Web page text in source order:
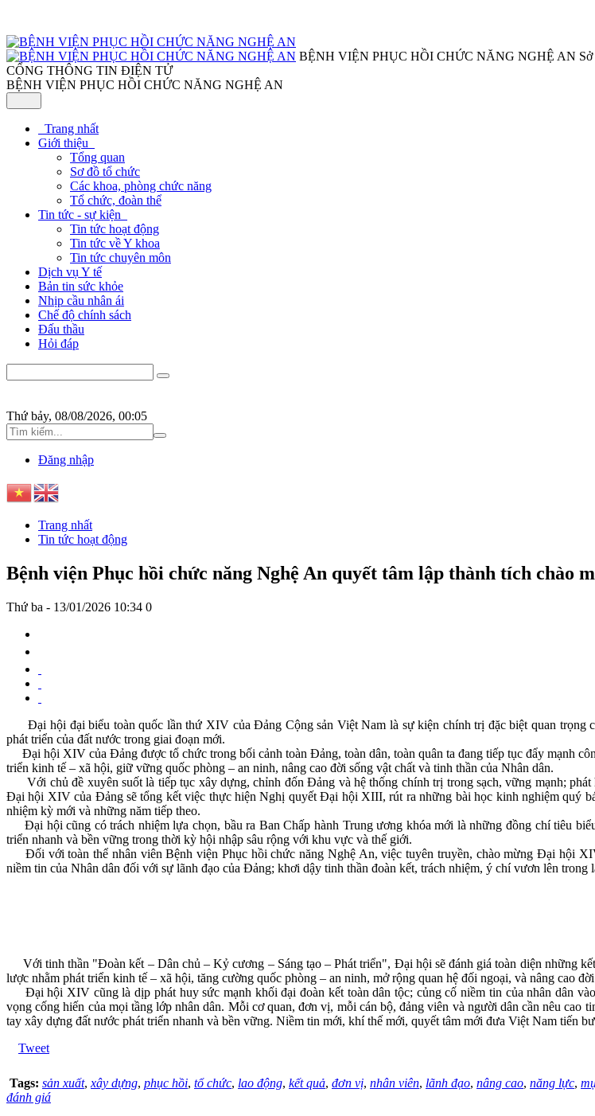
BỆNH VIỆN PHỤC HỒI CHỨC NĂNG NGHỆ AN
CỔNG THÔNG TIN ĐIỆN TỬ
BỆNH VIỆN PHỤC HỒI CHỨC NĂNG NGHỆ AN
Trang nhất
Giới thiệu
Tổng quan
Sơ đồ tổ chức
Các khoa, phòng chức năng
Tổ chức, đoàn thể
Tin tức - sự kiện
Tin tức hoạt động
Tin tức về Y khoa
Tin tức chuyên môn
Dịch vụ Y tế
Bản tin sức khỏe
Nhịp cầu nhân ái
Chế độ chính sách
Đấu thầu
Hỏi đáp
Thứ bảy, 08/08/2026, 00:05
Đăng nhập
Trang nhất
Tin tức hoạt động
Bệnh viện Phục hồi chức năng Nghệ An quyết tâm lập thành tích
Thứ ba - 13/01/2026 10:34 0
Đại hội đại biểu toàn quốc lần thứ XIV của Đảng Cộng sản Việt Nam là sự kiện chính trị đặc biệt quan trọng
phát triển của đất nước trong giai đoạn mới.
Đại hội XIV của Đảng được tổ chức trong bối cảnh toàn Đảng, toàn dân, toàn quân ta đang tiếp tục đẩy mạnh
triển kinh tế – xã hội, giữ vững quốc phòng – an ninh, nâng cao đời sống vật chất và tinh thần của Nhân dân.
Với chủ đề xuyên suốt là tiếp tục xây dựng, chỉnh đốn Đảng và hệ thống chính trị trong sạch, vững mạnh;
Đại hội XIV của Đảng sẽ tổng kết việc thực hiện Nghị quyết Đại hội XIII, rút ra những bài học kinh nghiệm quý
nhiệm kỳ mới và những năm tiếp theo.
Đại hội cũng có trách nhiệm lựa chọn, bầu ra Ban Chấp hành Trung ương khóa mới là những đồng chí tiêu
triển nhanh và bền vững trong thời kỳ hội nhập sâu rộng với khu vực và thế giới.
Đối với toàn thể nhân viên Bệnh viện Phục hồi chức năng Nghệ An, việc tuyên truyền, chào mừng Đại hội
niềm tin của Nhân dân đối với sự lãnh đạo của Đảng; khơi dậy tinh thần đoàn kết, trách nhiệm, ý chí vươn lên
Với tinh thần "Đoàn kết – Dân chủ – Kỷ cương – Sáng tạo – Phát triển", Đại hội sẽ đánh giá toàn diện những
lược nhằm phát triển kinh tế – xã hội, tăng cường quốc phòng – an ninh, mở rộng quan hệ đối ngoại, và nâng cao
Đại hội XIV cũng là dịp phát huy sức mạnh khối đại đoàn kết toàn dân tộc; củng cố niềm tin của nhân dân
vọng cống hiến của mọi tầng lớp nhân dân. Mỗi cơ quan, đơn vị, mỗi cán bộ, đảng viên và người dân cần nêu
tay xây dựng đất nước phát triển nhanh và bền vững. Niềm tin mới, khí thế mới, quyết tâm mới đưa Việt Nam tiến
Tweet
Tags: sản xuất, xây dựng, phục hồi, tổ chức, lao động, kết quả, đơn vị, nhân viên, lãnh đạo, nâng cao, năng lực,
đánh giá